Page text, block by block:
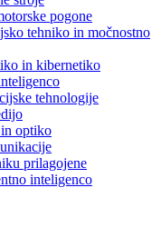
pogone
tehniko in močnostno
in kibernetiko
tehnologije
optiko
prilagojene
inteligenco